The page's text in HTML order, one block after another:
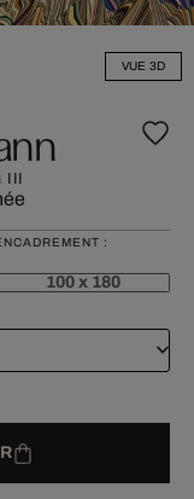
VUE 3D
:
100 x 180